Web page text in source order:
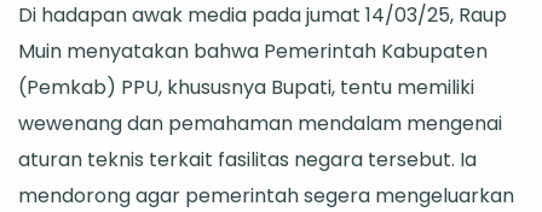
Dinas
Saat
Musim
Mudik
Lebaran.
Di hadapan awak media pada jumat 14/03/25, Raup
Muin menyatakan bahwa Pemerintah Kabupaten
(Pemkab) PPU, khususnya Bupati, tentu memiliki
wewenang dan pemahaman mendalam mengenai
aturan teknis terkait fasilitas negara tersebut. Ia
mendorong agar pemerintah segera mengeluarkan